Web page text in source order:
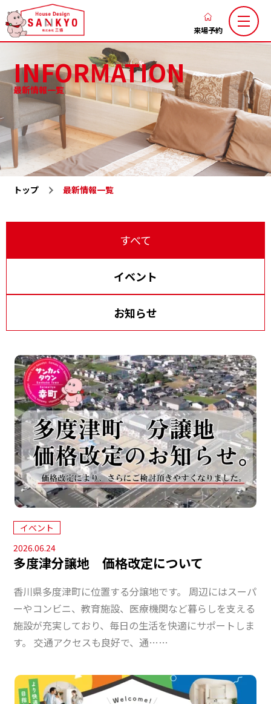
香
の
新
築
注
住
宅
な
ハ
協
来場予約
三協のこだわり 家づくりの流れ
ブログ お知らせ
お客様の声 土地お気に入り
施工お気に入り 注文住宅
LaxsⅡ
プライバシーポリシー
資料請求
電話相談
INFORMATION
最新情報一覧
トップ 最新情報一覧
すべて
イベント
お知らせ
イベント
2026.06.24
多度津分譲地 価格改定について
香川県多度津町に位置する分譲地です。 周辺にはスーパ
ーやコンビニ、教育施設、医療機関など暮らしを支える
施設が充実しており、毎日の生活を快適にサポートしま
す。 交通アクセスも良好で、通……